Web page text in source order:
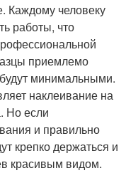
Каждому человеку
работы, что
приемлемо
минимальными.
наклеивание на
Но если
и правильно
крепко держаться и
красивым видом.